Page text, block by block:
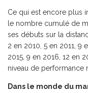
Ce qui est encore plus
le nombre cumulé de
ses débuts sur la
2 en 2010, 5 en 2011, 9
2015, 9 en 2016, 12 en
niveau de performance
Dans le monde du